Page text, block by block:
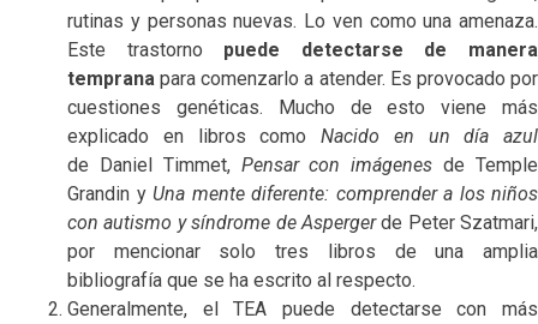
rutinas y personas nuevas. Lo ven como una amenaza.
Este trastorno puede detectarse de manera
temprana para comenzarlo a atender. Es provocado por
cuestiones genéticas. Mucho de esto viene más
explicado en libros como Nacido en un día azul
de Daniel Timmet, Pensar con imágenesde Temple
Grandin y Una mente diferente: comprender a los niños
con autismo y síndrome de Aspergerde Peter Szatmari,
por mencionar solo tres libros de una amplia
bibliografía que se ha escrito al respecto.
Generalmente, el TEA puede detectarse con más